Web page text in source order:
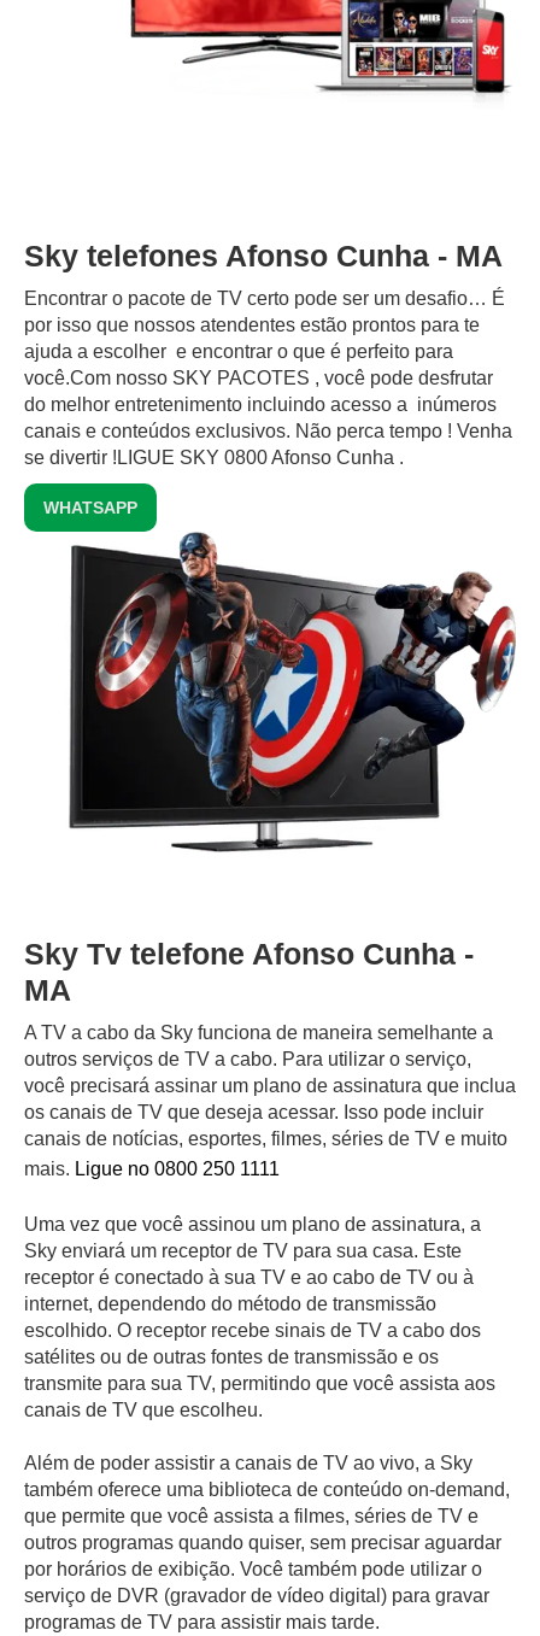
Sky telefones Afonso Cunha - MA
Encontrar o pacote de TV certo pode ser um desafio… É
por isso que nossos atendentes estão prontos para te
ajuda a escolher e encontrar o que é perfeito para
você.Com nosso SKY PACOTES , você pode desfrutar
do melhor entretenimento incluindo acesso a inúmeros
canais e conteúdos exclusivos.‍ Não perca tempo ! Venha
se divertir !LIGUE SKY 0800 Afonso Cunha .
WHATSAPP
Sky Tv telefone Afonso Cunha -
MA
A TV a cabo da Sky funciona de maneira semelhante a
outros serviços de TV a cabo. Para utilizar o serviço,
você precisará assinar um plano de assinatura que inclua
os canais de TV que deseja acessar. Isso pode incluir
canais de notícias, esportes, filmes, séries de TV e muito
mais. Ligue no 0800 250 1111
Uma vez que você assinou um plano de assinatura, a
Sky enviará um receptor de TV para sua casa. Este
receptor é conectado à sua TV e ao cabo de TV ou à
internet, dependendo do método de transmissão
escolhido. O receptor recebe sinais de TV a cabo dos
satélites ou de outras fontes de transmissão e os
transmite para sua TV, permitindo que você assista aos
canais de TV que escolheu.
Além de poder assistir a canais de TV ao vivo, a Sky
também oferece uma biblioteca de conteúdo on-demand,
que permite que você assista a filmes, séries de TV e
outros programas quando quiser, sem precisar aguardar
por horários de exibição. Você também pode utilizar o
serviço de DVR (gravador de vídeo digital) para gravar
programas de TV para assistir mais tarde.